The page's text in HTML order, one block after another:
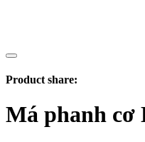
Product share:
Má phanh cơ